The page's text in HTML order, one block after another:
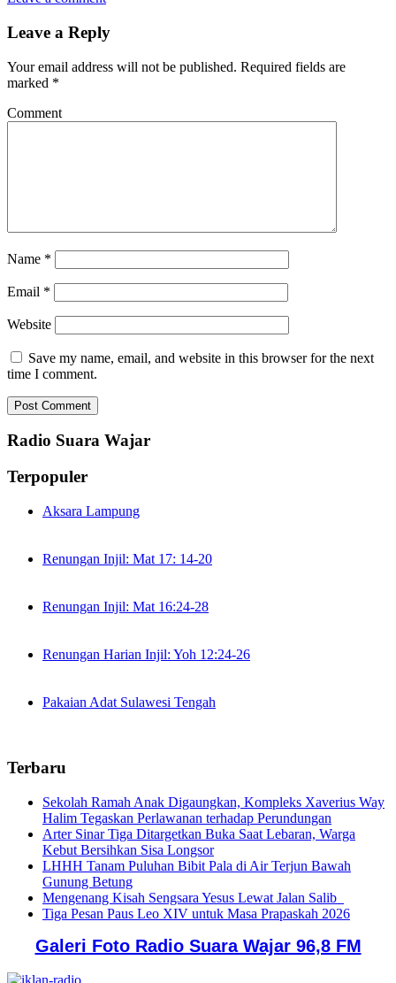
Leave a Reply
Your email address will not be published. Required fields are
marked *
Comment
Name *
Email *
Website
Save my name, email, and website in this browser for the next
time I comment.
Radio Suara Wajar
Terpopuler
Aksara Lampung
Renungan Injil: Mat 17: 14-20
Renungan Injil: Mat 16:24-28
Renungan Harian Injil: Yoh 12:24-26
Pakaian Adat Sulawesi Tengah
Terbaru
Sekolah Ramah Anak Digaungkan, Kompleks Xaverius Way
Halim Tegaskan Perlawanan terhadap Perundungan
Arter Sinar Tiga Ditargetkan Buka Saat Lebaran, Warga
Kebut Bersihkan Sisa Longsor
LHHH Tanam Puluhan Bibit Pala di Air Terjun Bawah
Gunung Betung
Mengenang Kisah Sengsara Yesus Lewat Jalan Salib
Tiga Pesan Paus Leo XIV untuk Masa Prapaskah 2026
Galeri Foto Radio Suara Wajar 96,8 FM